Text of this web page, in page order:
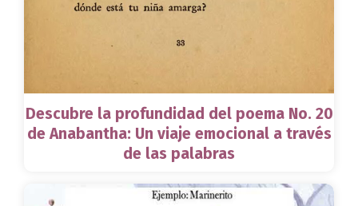
Descubre la profundidad del poema No. 20
de Anabantha: Un viaje emocional a través
de las palabras